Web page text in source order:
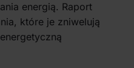
energią. Raport
które je zniwelują